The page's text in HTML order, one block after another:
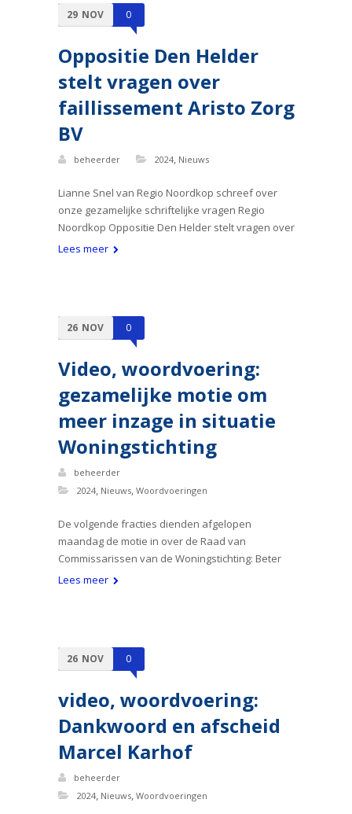
29 NOV 0
Oppositie Den Helder
stelt vragen over
faillissement Aristo Zorg
BV
beheerder 2024, Nieuws
Lianne Snel van Regio Noordkop schreef over
onze gezamelijke schriftelijke vragen Regio
Noordkop Oppositie Den Helder stelt vragen over
Lees meer
26 NOV 0
Video, woordvoering:
gezamelijke motie om
meer inzage in situatie
Woningstichting
beheerder
2024, Nieuws, Woordvoeringen
De volgende fracties dienden afgelopen
maandag de motie in over de Raad van
Commissarissen van de Woningstichting: Beter
Lees meer
26 NOV 0
video, woordvoering:
Dankwoord en afscheid
Marcel Karhof
beheerder
2024, Nieuws, Woordvoeringen